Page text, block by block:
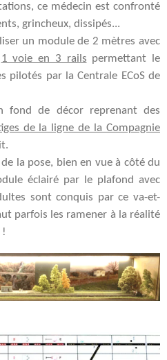
ce médecin est confronté
grincheux, dissipés...
un module de 2 mètres avec
1 voie en 3 rails permettant le
pilotés par la Centrale ECoS de
fond de décor reprenant des
de la ligne de la Compagnie
la pose, bien en vue à côté du
éclairé par le plafond avec
sont conquis par ce va-et-
parfois les ramener à la réalité
!